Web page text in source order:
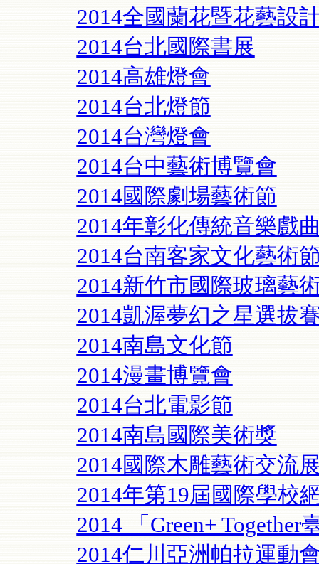
2014全國蘭花暨花藝設
2014台北國際書展
2014高雄燈會
2014台北燈節
2014台灣燈會
2014台中藝術博覽會
2014國際劇場藝術節
2014年彰化傳統音樂戲
2014台南客家文化藝術
2014新竹市國際玻璃藝
2014凱渥夢幻之星選拔
2014南島文化節
2014漫畫博覽會
2014台北電影節
2014南島國際美術獎
2014國際木雕藝術交流
2014年第19屆國際學校
2014 「Green+ Together
2014仁川亞洲帕拉運動